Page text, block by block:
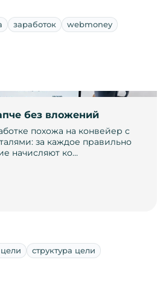
заработок webmoney
без вложений
похожа на конвейер с
за каждое правильно
начисляют ко…
структура цели